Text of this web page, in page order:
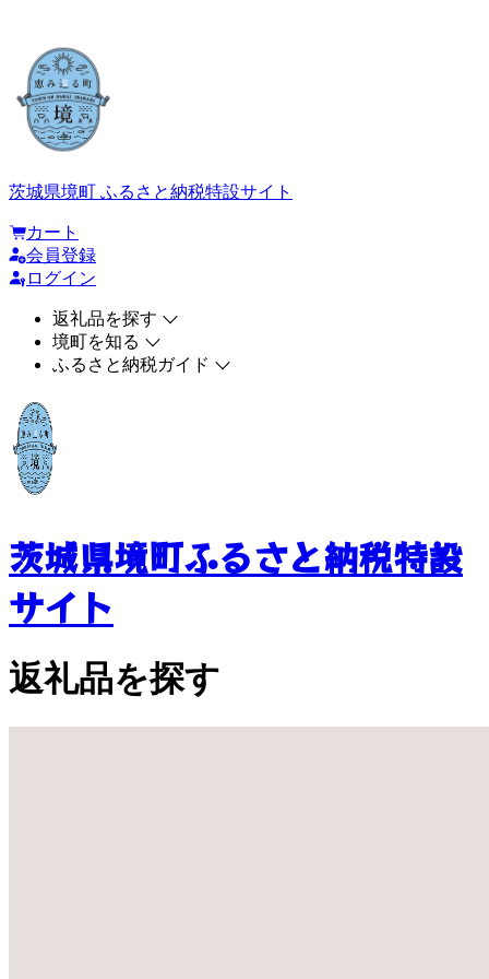
茨城県境町 ふるさと納税特設サイト
カート
会員登録
ログイン
返礼品を探す
境町を知る
ふるさと納税ガイド
茨城県境町ふるさと納税特設
サイト
返礼品を探す